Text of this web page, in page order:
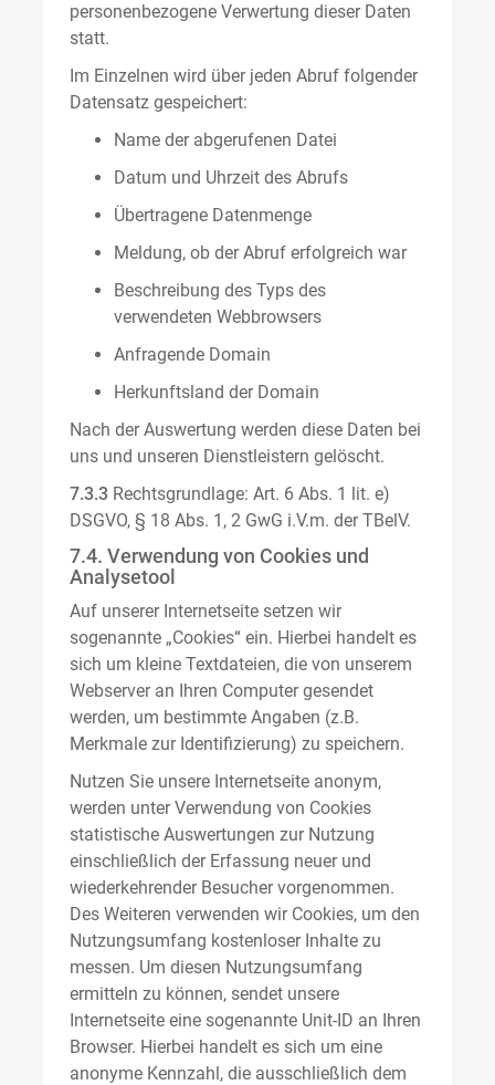
personenbezogene Verwertung dieser Daten
statt.
Im Einzelnen wird über jeden Abruf folgender
Datensatz gespeichert:
Name der abgerufenen Datei
Datum und Uhrzeit des Abrufs
Übertragene Datenmenge
Meldung, ob der Abruf erfolgreich war
Beschreibung des Typs des
verwendeten Webbrowsers
Anfragende Domain
Herkunftsland der Domain
Nach der Auswertung werden diese Daten bei
uns und unseren Dienstleistern gelöscht.
7.3.3 Rechtsgrundlage: Art. 6 Abs. 1 lit. e)
DSGVO, § 18 Abs. 1, 2 GwG i.V.m. der TBelV.
7.4. Verwendung von Cookies und
Analysetool
Auf unserer Internetseite setzen wir
sogenannte „Cookies“ ein. Hierbei handelt es
sich um kleine Textdateien, die von unserem
Webserver an Ihren Computer gesendet
werden, um bestimmte Angaben (z.B.
Merkmale zur Identifizierung) zu speichern.
Nutzen Sie unsere Internetseite anonym,
werden unter Verwendung von Cookies
statistische Auswertungen zur Nutzung
einschließlich der Erfassung neuer und
wiederkehrender Besucher vorgenommen.
Des Weiteren verwenden wir Cookies, um den
Nutzungsumfang kostenloser Inhalte zu
messen. Um diesen Nutzungsumfang
ermitteln zu können, sendet unsere
Internetseite eine sogenannte Unit-ID an Ihren
Browser. Hierbei handelt es sich um eine
anonyme Kennzahl, die ausschließlich dem